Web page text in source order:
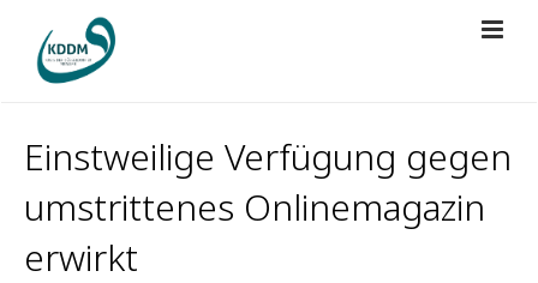
Mitgliedschaft
BRÜCKEN BAUEN
Einstweilige Verfügung gegen
umstrittenes Onlinemagazin
erwirkt